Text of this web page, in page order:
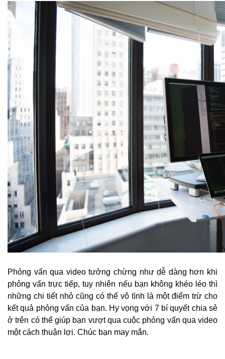
Phỏng vấn qua video tưởng chừng như dễ dàng hơn khi
phỏng vấn trực tiếp, tuy nhiên nếu bạn không khéo léo thì
những chi tiết nhỏ cũng có thể vô tình là một điểm trừ cho
kết quả phỏng vấn của bạn. Hy vọng với 7 bí quyết chia sẻ
ở trên có thể giúp bạn vượt qua cuộc phỏng vấn qua video
một cách thuận lợi. Chúc bạn may mắn.